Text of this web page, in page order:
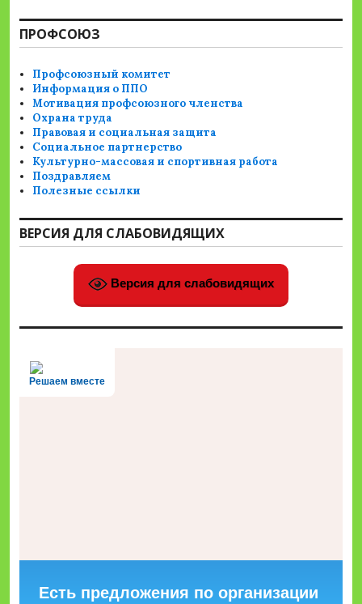
ПРОФСОЮЗ
Профсоюзный комитет
Информация о ППО
Мотивация профсоюзного членства
Охрана труда
Правовая и социальная защита
Социальное партнерство
Культурно-массовая и спортивная работа
Поздравляем
Полезные ссылки
ВЕРСИЯ ДЛЯ СЛАБОВИДЯЩИХ
Версия для слабовидящих
Решаем вместе
Есть предложения по организации